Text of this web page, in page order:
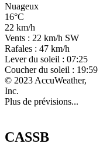
Nuageux
16°C
22 km/h
Vents : 22 km/h SW
Rafales : 47 km/h
Lever du soleil : 07:25
Coucher du soleil : 19:59
© 2023 AccuWeather,
Inc.
Plus de prévisions...
CASSB